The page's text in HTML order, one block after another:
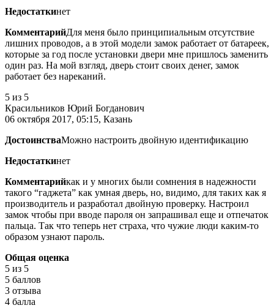
Недостаткинет
КомментарийДля меня было принципиальным отсутствие
лишних проводов, а в этой модели замок работает от батареек,
которые за год после установки двери мне пришлось заменить
один раз. На мой взгляд, дверь стоит своих денег, замок
работает без нареканий.
5 из 5
Красильников Юрий Богданович
06 октября 2017, 05:15, Казань
ДостоинстваМожно настроить двойную идентификацию
Недостаткинет
Комментарийкак и у многих были сомнения в надежности
такого “гаджета” как умная дверь, но, видимо, для таких как я
производитель и разработал двойную проверку. Настроил
замок чтобы при вводе пароля он запрашивал еще и отпечаток
пальца. Так что теперь нет страха, что чужие люди каким-то
образом узнают пароль.
Общая оценка
5 из 5
5 баллов
3 отзыва
4 балла